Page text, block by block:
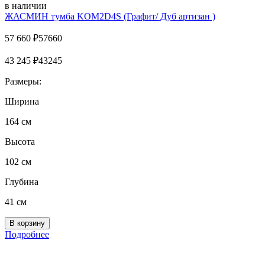
в наличии
ЖАСМИН тумба KOM2D4S (Графит/ Дуб артизан )
57 660 ₽57660
43 245 ₽43245
Размеры:
Ширина
164 см
Высота
102 см
Глубина
41 см
Подробнее